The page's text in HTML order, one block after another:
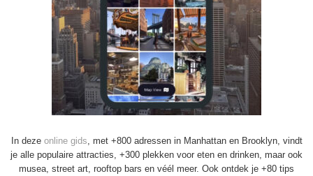
In deze online gids , met +800 adressen in Manhattan en Brooklyn, vindt
je alle populaire attracties, +300 plekken voor eten en drinken, maar ook
musea, street art, rooftop bars en véél meer. Ook ontdek je +80 tips